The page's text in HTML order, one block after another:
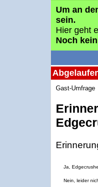
Um an
sein.
Hier geht
Noch
Gast-Umfrage
Ja,
Nein, leider